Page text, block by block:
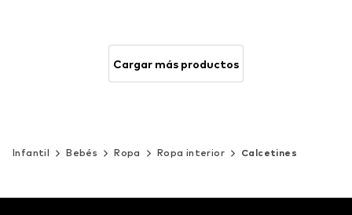
Cargar más productos
Infantil Bebés Ropa Ropa interior Calcetines